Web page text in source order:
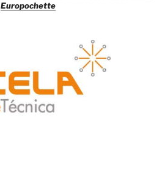
Europochette